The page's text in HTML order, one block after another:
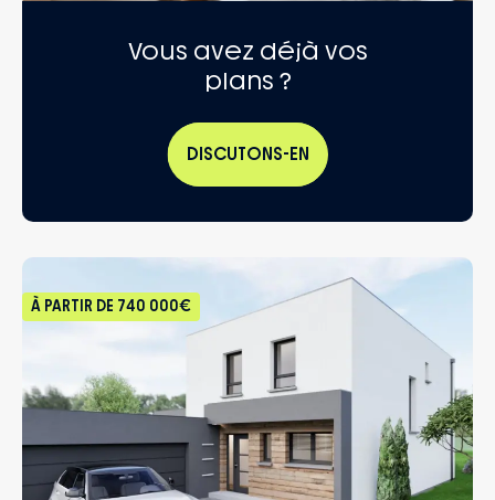
Vous avez déjà vos
plans ?
DISCUTONS-EN
À PARTIR DE 740 000€